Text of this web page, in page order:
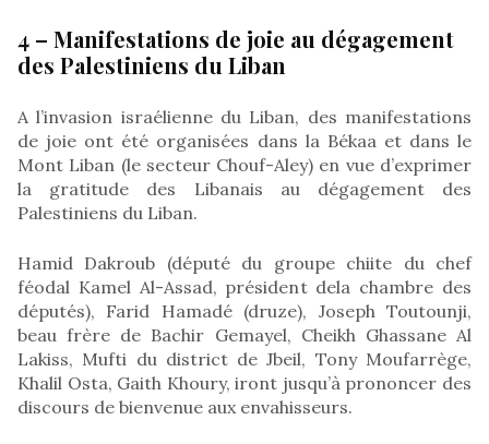
4 – Manifestations de joie au dégagement
des Palestiniens du Liban
A l’invasion israélienne du Liban, des manifestations
de joie ont été organisées dans la Békaa et dans le
Mont Liban (le secteur Chouf-Aley) en vue d’exprimer
la gratitude des Libanais au dégagement des
Palestiniens du Liban.
Hamid Dakroub (député du groupe chiite du chef
féodal Kamel Al-Assad, président dela chambre des
députés), Farid Hamadé (druze), Joseph Toutounji,
beau frère de Bachir Gemayel, Cheikh Ghassane Al
Lakiss, Mufti du district de Jbeil, Tony Moufarrège,
Khalil Osta, Gaith Khoury, iront jusqu’à prononcer des
discours de bienvenue aux envahisseurs.